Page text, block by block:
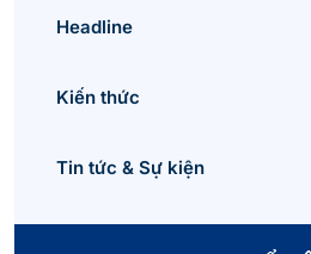
Headline
Kiến thức
Tin tức & Sự kiện